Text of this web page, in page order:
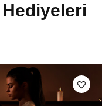
Hediyeleri